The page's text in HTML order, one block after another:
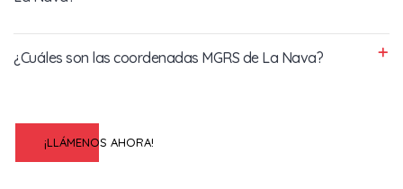
¿Cuáles son las coordenadas MGRS de La Nava?
¡LLÁMENOS AHORA!